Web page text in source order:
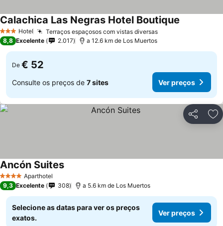
3 EstrelasHotel Terraços espaçosos com vistas diversas
Calachica Las Negras Hotel Boutique
8,8 Excelente 2.017 a 12.6 km de Los Muertos
De € 52
Consulte os preços de 7 sites Ver preços
Partilhar
4 EstrelasAparthotel
Ancón Suites
9,3 Excelente 308 a 5.6 km de Los Muertos
Selecione as datas para ver os preços
exatos.
Ver preços